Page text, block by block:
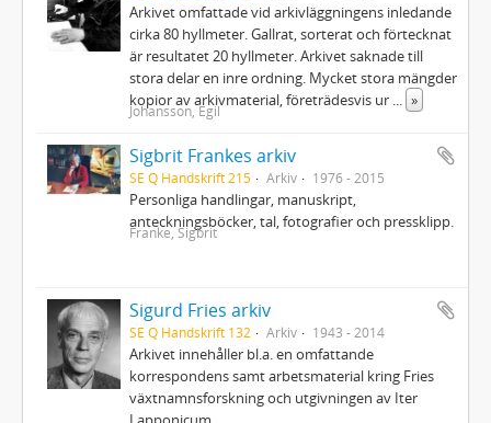
Arkivet omfattade vid arkivläggningens inledande
cirka 80 hyllmeter. Gallrat, sorterat och förtecknat
är resultatet 20 hyllmeter. Arkivet saknade till
stora delar en inre ordning. Mycket stora mängder
kopior av arkivmaterial, företrädesvis ur
»
Johansson, Egil
Sigbrit Frankes arkiv
SE Q Handskrift 215 Arkiv 1976 - 2015
Personliga handlingar, manuskript,
anteckningsböcker, tal, fotografier och pressklipp.
Franke, Sigbrit
Sigurd Fries arkiv
SE Q Handskrift 132 Arkiv 1943 - 2014
Arkivet innehåller bl.a. en omfattande
korrespondens samt arbetsmaterial kring Fries
växtnamnsforskning och utgivningen av Iter